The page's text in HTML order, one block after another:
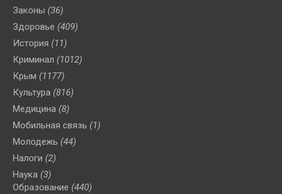
Законы (36)
Здоровье (409)
История (11)
Криминал (1012)
Крым (1177)
Культура (816)
Медицина (8)
Мобильная связь (1)
Молодежь (44)
Налоги (2)
Наука (3)
Образование (440)